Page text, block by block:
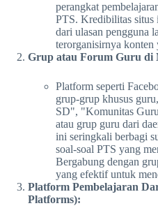
perangkat
PTS. Kredibilitas situs
dari ulasan pengguna
terorganisirnya konten
Grup atau Forum Guru di
Platform seperti
grup-grup khusus
SD", "Komunitas
atau grup guru dari
ini seringkali berbagi
soal-soal PTS yang
Bergabung dengan
yang efektif untuk
Platform Pembelajaran
Platforms):